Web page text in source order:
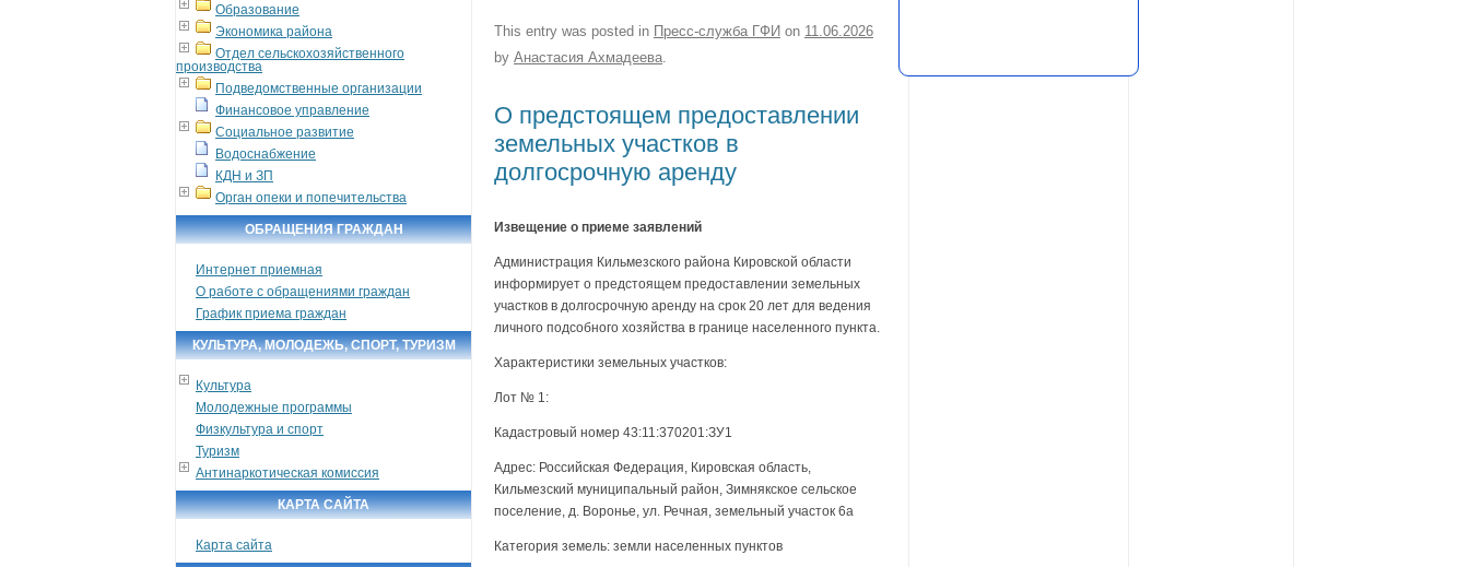
Образование
Экономика района
Отдел сельскохозяйственного
производства
Подведомственные организации
Финансовое управление
Социальное развитие
Водоснабжение
КДН и ЗП
Орган опеки и попечительства
ОБРАЩЕНИЯ ГРАЖДАН
Интернет приемная
О работе с обращениями граждан
График приема граждан
КУЛЬТУРА, МОЛОДЕЖЬ, СПОРТ, ТУРИЗМ
Культура
Молодежные программы
Физкультура и спорт
Туризм
Антинаркотическая комиссия
КАРТА САЙТА
Карта сайта
This entry was posted in Пресс-служба ГФИ on 11.06.2026
by Анастасия Ахмадеева.
О предстоящем предоставлении
земельных участков в
долгосрочную аренду
Извещение о приеме заявлений
Администрация Кильмезского района Кировской области
информирует о предстоящем предоставлении земельных
участков в долгосрочную аренду на срок 20 лет для ведения
личного подсобного хозяйства в границе населенного пункта.
Характеристики земельных участков:
Лот № 1:
Кадастровый номер 43:11:370201:ЗУ1
Адрес: Российская Федерация, Кировская область,
Кильмезский муниципальный район, Зимнякское сельское
поселение, д. Воронье, ул. Речная, земельный участок 6а
Категория земель: земли населенных пунктов